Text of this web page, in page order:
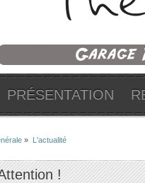
PRÉSENTATION
» L'actualité
!